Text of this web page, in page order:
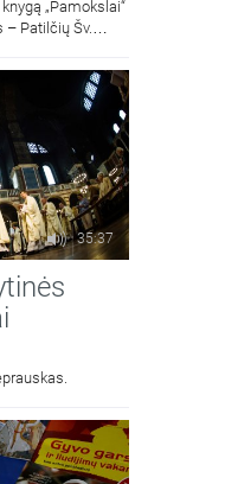
„Pamokslai“
Patilčių Šv.
Petras
35:37